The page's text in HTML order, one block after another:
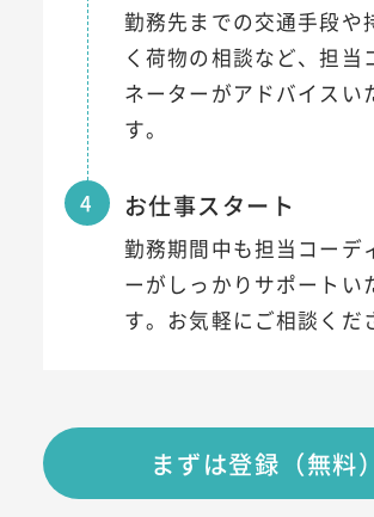
勤務先までの交通手段や
く荷物の相談など、担当
ネーターがアドバイスい
す。
4 お仕事スタート
勤務期間中も担当コーデ
ーがしっかりサポートい
す。お気軽にご相談くだ
まずは登録（無料）